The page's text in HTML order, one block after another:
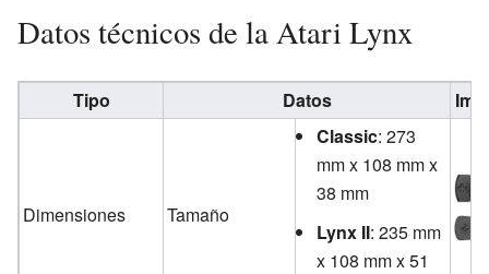
Datos técnicos de la Atari Lynx
Tipo Datos
Dimensiones Tamaño
Classic: 273
mm x 108 mm x
38 mm
Lynx II: 235 mm
x 108 mm x 51